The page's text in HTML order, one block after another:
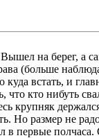
на берег, а
(больше
встать, и
что кто нибуть
крупняк
Но размер не
в первые